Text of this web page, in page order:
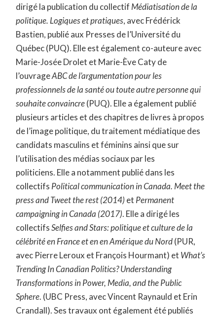
dirigé la publication du collectif Médiatisation de la
politique. Logiques et pratiques, avec Frédérick
Bastien, publié aux Presses de l’Université du
Québec (PUQ). Elle est également co-auteure avec
Marie-Josée Drolet et Marie-Ève Caty de
l’ouvrageABC de l’argumentation pour les
professionnels de la santé ou toute autre personne qui
souhaite convaincre(PUQ). Elle a également publié
plusieurs articles et des chapitres de livres à propos
de l’image politique, du traitement médiatique des
candidats masculins et féminins ainsi que sur
l’utilisation des médias sociaux par les
politiciens. Elle a notamment publié dans les
collectifs Political communication in Canada. Meet the
press and Tweet the rest (2014) et Permanent
campaigning in Canada (2017). Elle a dirigé les
collectifsSelfies and Stars: politique et culture de la
célébrité en Franceet enen Amérique du Nord(PUR,
avec Pierre Leroux et François Hourmant) et What’s
Trending In Canadian Politics? Understanding
Transformations in Power, Media, and the Public
Sphere. (UBC Press, avec Vincent Raynauld et Erin
Crandall). Ses travaux ont également été publiés